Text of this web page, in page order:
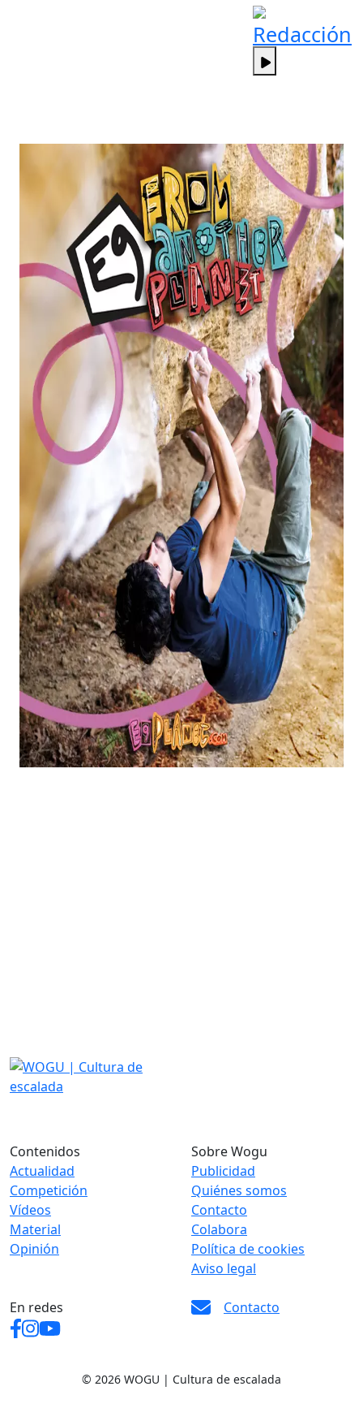
Redacción
Contenidos
Actualidad
Competición
Vídeos
Material
Opinión
Sobre Wogu
Publicidad
Quiénes somos
Contacto
Colabora
Política de cookies
Aviso legal
En redes Contacto
© 2026 WOGU | Cultura de escalada